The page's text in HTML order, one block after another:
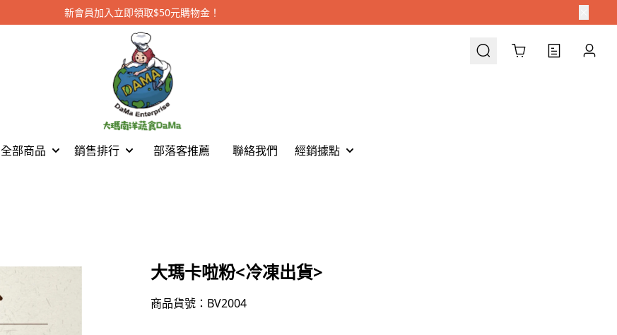
新會員加入立即領取$50元購物金！
Cart
全部商品 銷售排行 部落客推薦 聯絡我們 經銷據點
大瑪卡啦粉<冷凍出貨>
商品貨號：BV2004